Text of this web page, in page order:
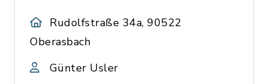
Rudolfstraße 34a, 90522
Oberasbach
Günter Usler